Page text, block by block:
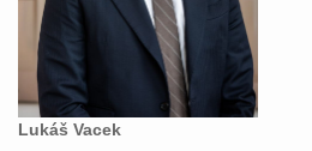
Lukáš Vacek